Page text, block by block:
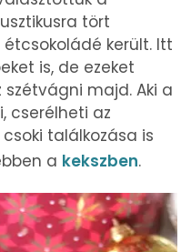
tört
került. Itt
is, de ezeket
szétvágni majd. Aki a
cserélheti az
találkozása is
a kekszben.